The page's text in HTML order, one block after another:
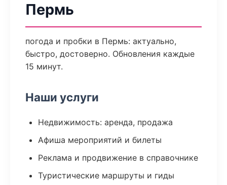
Пермь
погода и пробки в Пермь: актуально,
быстро, достоверно. Обновления каждые
15 минут.
Наши услуги
Недвижимость: аренда, продажа
Афиша мероприятий и билеты
Реклама и продвижение в справочнике
Туристические маршруты и гиды